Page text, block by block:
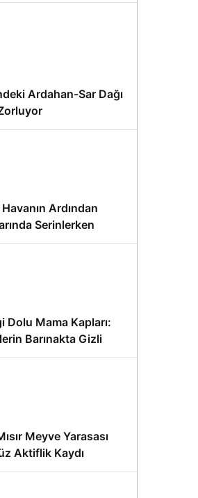
Ardahan-Sar Dağı
Havanın Ardından
Serinlerken
Dolu Mama Kapları:
Barınakta Gizli
Proje
Meyve Yarasası
Aktiflik Kaydı